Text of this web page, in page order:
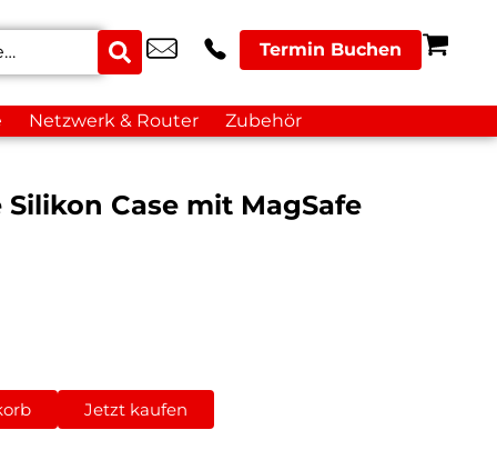
Termin Buchen
Netzwerk & Router Zubehör
Silikon Case mit MagSafe
Jetzt kaufen